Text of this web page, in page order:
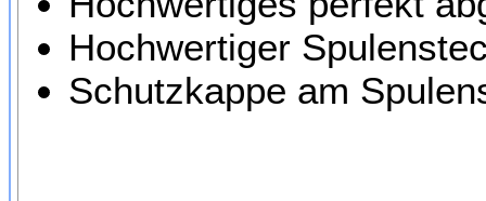
Hochwertiger
Schutzkappe am